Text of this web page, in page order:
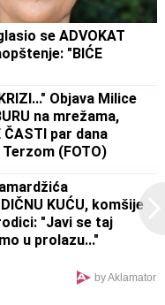
se ADVOKAT
"BIĆE
Objava Milice
na mrežama,
ČASTI par dana
(FOTO)
KUĆU, komšije
"Javi se taj
u prolazu..."
by Aklamator